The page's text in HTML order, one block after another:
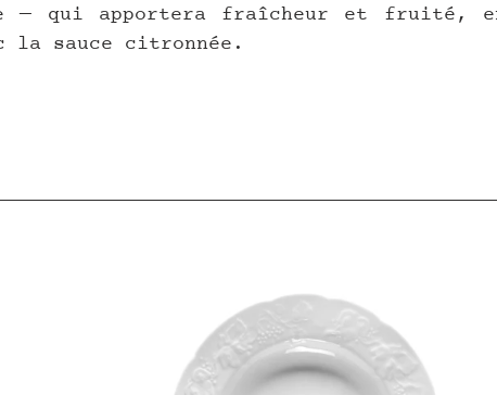
— qui apportera fraîcheur et fruité,
la sauce citronnée.